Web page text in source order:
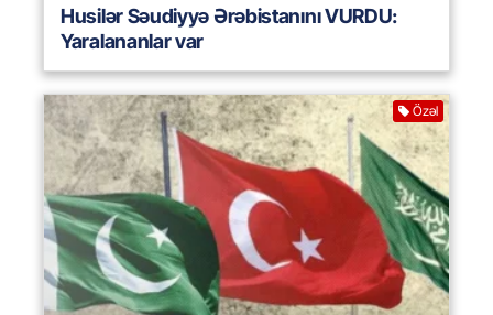
Husilər Səudiyyə Ərəbistanını VURDU:
Yaralananlar var
Özəl